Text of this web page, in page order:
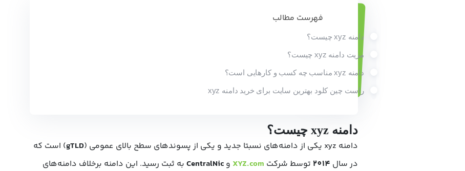
فهرست مطالب
دامنه xyz چیست؟
مزیت دامنه xyz چیست؟
دامنه xyz مناسب چه کسب و کارهایی است؟
راست چین کلود بهترین سایت برای خرید دامنه xyz
دامنه xyz چیست؟
دامنه xyz یکی از دامنه‌های نسبتا جدید و یکی از پسوندهای سطح بالای عمومی ( gTLD) است که
در سال 2014 توسط شرکت XYZ.com و CentralNic به ثبت رسید. این دامنه برخلاف دامنه‌های